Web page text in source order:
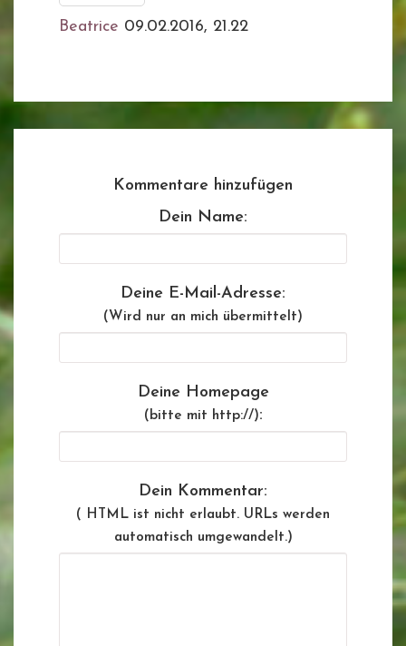
Beatrice 09.02.2016, 21.22
Kommentare hinzufügen
Dein Name:
Deine E-Mail-Adresse:
(Wird nur an mich übermittelt)
Deine Homepage
(bitte mit http://):
Dein Kommentar:
( HTML ist nicht erlaubt. URLs werden
automatisch umgewandelt.)